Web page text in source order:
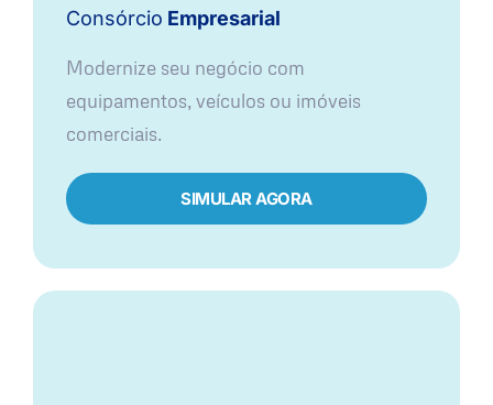
Consórcio Empresarial
Modernize seu negócio com
equipamentos, veículos ou imóveis
comerciais.
SIMULAR AGORA